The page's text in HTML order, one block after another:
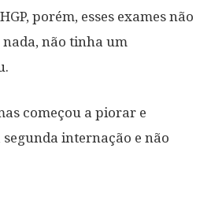
porém, esses exames não
não tinha um
começou a piorar e
internação e não